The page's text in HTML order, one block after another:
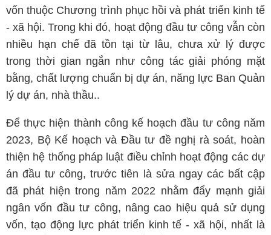
vốn thuộc Chương trình phục hồi và phát triển kinh tế
- xã hội. Trong khi đó, hoạt động đầu tư công vẫn còn
nhiều hạn chế đã tồn tại từ lâu, chưa xử lý được
trong thời gian ngắn như công tác giải phóng mặt
bằng, chất lượng chuẩn bị dự án, năng lực Ban Quản
lý dự án, nhà thầu..
Để thực hiện thành công kế hoạch đầu tư công năm
2023, Bộ Kế hoạch và Đầu tư đề nghị rà soát, hoàn
thiện hệ thống pháp luật điều chỉnh hoạt động các dự
án đầu tư công, trước tiên là sửa ngay các bất cập
đã phát hiện trong năm 2022 nhằm đẩy mạnh giải
ngân vốn đầu tư công, nâng cao hiệu quả sử dụng
vốn, tạo động lực phát triển kinh tế - xã hội, nhất là